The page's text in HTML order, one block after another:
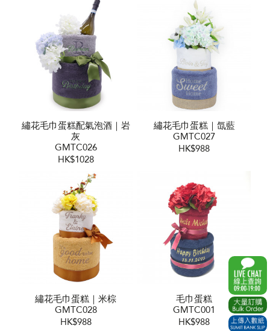
繡花毛巾蛋糕配氣泡酒｜岩
灰
GMTC026
HK$1028
繡花毛巾蛋糕｜氙藍
GMTC027
HK$988
繡花毛巾蛋糕｜米棕
GMTC028
HK$988
毛巾蛋糕
GMTC001
HK$988